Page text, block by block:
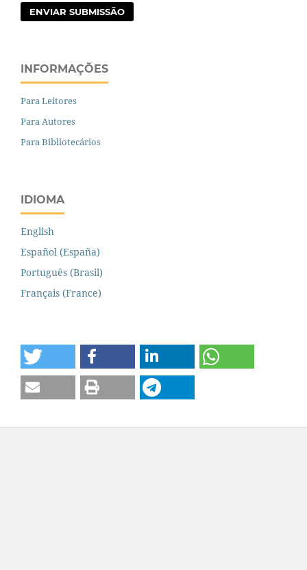
ENVIAR SUBMISSÃO
INFORMAÇÕES
Para Leitores
Para Autores
Para Bibliotecários
IDIOMA
English
Español (España)
Português (Brasil)
Français (France)